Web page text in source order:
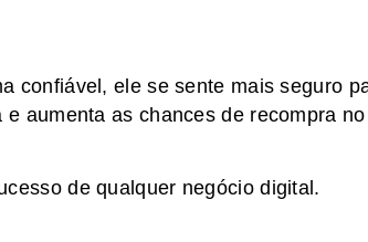
confiável, ele se sente mais seguro
aumenta as chances de recompra no
de qualquer negócio digital.